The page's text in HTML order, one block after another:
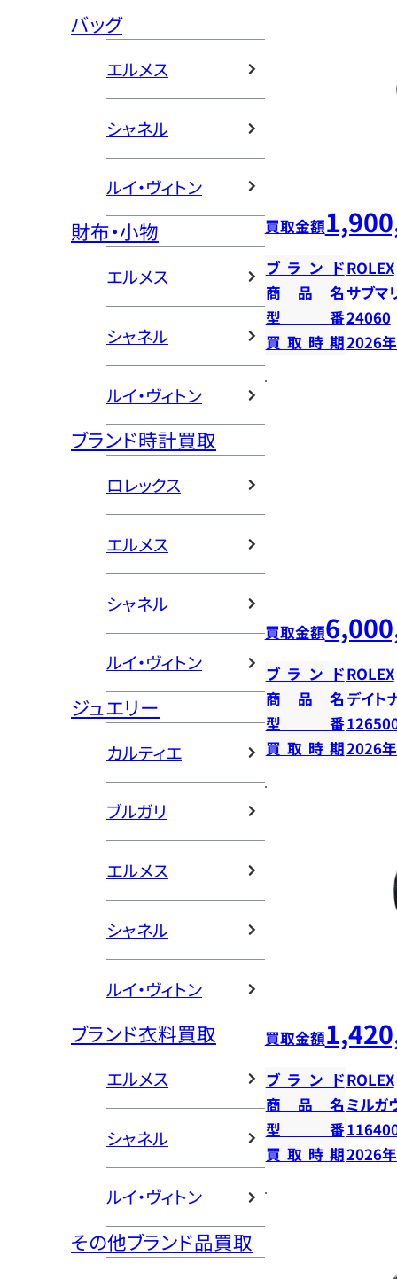
バッグ
エルメス
シャネル
ルイ・ヴィトン
財布・小物
エルメス
シャネル
ルイ・ヴィトン
ブランド時計買取
ロレックス
エルメス
シャネル
ルイ・ヴィトン
ジュエリー
カルティエ
ブルガリ
エルメス
シャネル
ルイ・ヴィトン
ブランド衣料買取
エルメス
シャネル
ルイ・ヴィトン
その他ブランド品買取
買取金額
ブランドROLEX
商品名 サブマ
型番24060
買取時期2026
買取金額
ブランドROLEX
商品名 デイ
型番
買取時期2026
買取金額
ブランドROLEX
商品名 ミル
型番
買取時期2026